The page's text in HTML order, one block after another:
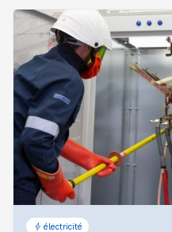
électricité